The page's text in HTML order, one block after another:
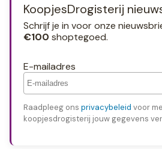
KoopjesDrogisterij
Schrijf je in voor onze
€100 shoptegoed.
E-mailadres
Raadpleeg ons privacybeleid voor
koopjesdrogisterij jouw gegevens